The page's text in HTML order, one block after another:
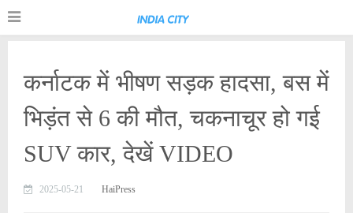
कर्नाटक में भीषण सड़क हादसा, बस में
भिड़ंत से 6 की मौत, चकनाचूर हो गई
SUV कार, देखें VIDEO
2025-05-21 HaiPress